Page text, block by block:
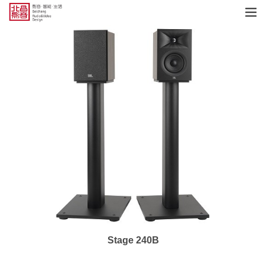
Stage 240B